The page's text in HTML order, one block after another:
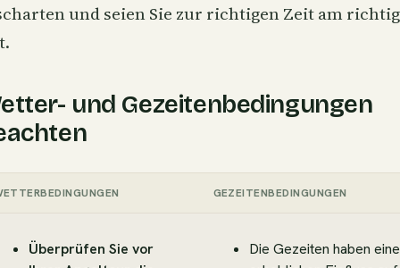
und seien Sie zur richtigen Zeit am
und Gezeitenbedingungen
GEZEITENBEDINGUNGEN
Überprüfen Sie vor
Die Gezeiten haben